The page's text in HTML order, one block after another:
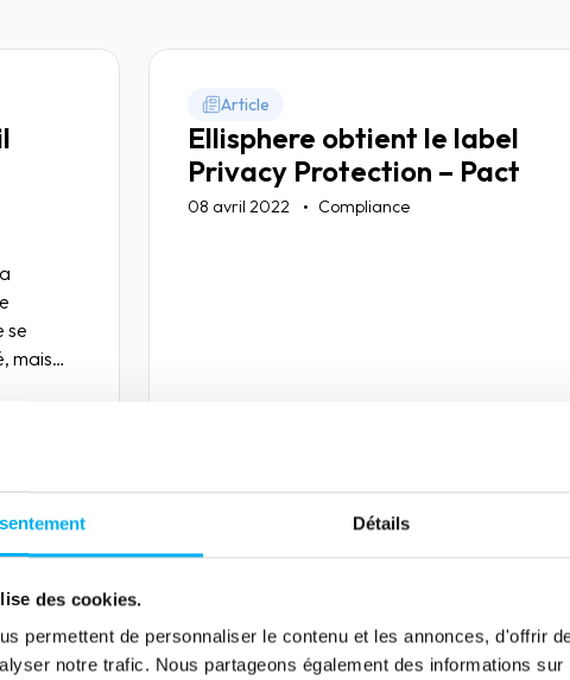
Détails
des cookies.
permettent de personnaliser le contenu et les annonces, d'offrir
notre trafic. Nous partageons également des informations
se
mais
Article
Ellisphere obtient le label
Privacy Protection – Pact
08 avril 2022 Compliance
Article
responsabilité…
11 mars 2021 Risk management